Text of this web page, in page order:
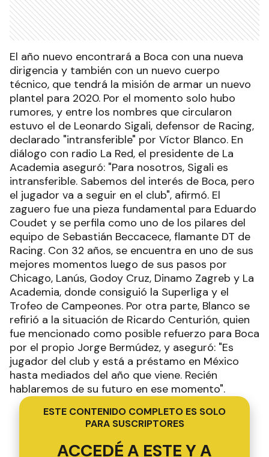
El año nuevo encontrará a Boca con una nueva
dirigencia y también con un nuevo cuerpo
técnico, que tendrá la misión de armar un nuevo
plantel para 2020. Por el momento solo hubo
rumores, y entre los nombres que circularon
estuvo el de Leonardo Sigali, defensor de Racing,
declarado "intransferible" por Víctor Blanco. En
diálogo con radio La Red, el presidente de La
Academia aseguró: "Para nosotros, Sigali es
intransferible. Sabemos del interés de Boca, pero
el jugador va a seguir en el club", afirmó. El
zaguero fue una pieza fundamental para Eduardo
Coudet y se perfila como uno de los pilares del
equipo de Sebastián Beccacece, flamante DT de
Racing. Con 32 años, se encuentra en uno de sus
mejores momentos luego de sus pasos por
Chicago, Lanús, Godoy Cruz, Dinamo Zagreb y La
Academia, donde consiguió la Superliga y el
Trofeo de Campeones. Por otra parte, Blanco se
refirió a la situación de Ricardo Centurión, quien
fue mencionado como posible refuerzo para Boca
por el propio Jorge Bermúdez, y aseguró: "Es
jugador del club y está a préstamo en México
hasta mediados del año que viene. Recién
hablaremos de su futuro en ese momento".
ESTE CONTENIDO COMPLETO ES SOLO
PARA SUSCRIPTORES
ACCEDÉ A ESTE Y A